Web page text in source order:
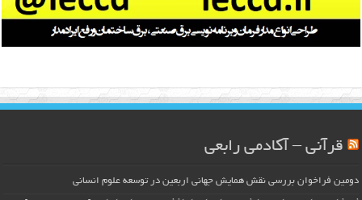
قرآنی – آکادمی رابعی
دومین فراخوان بررسی نقش همایش جهانی اربعین در توسعه علوم انسانی